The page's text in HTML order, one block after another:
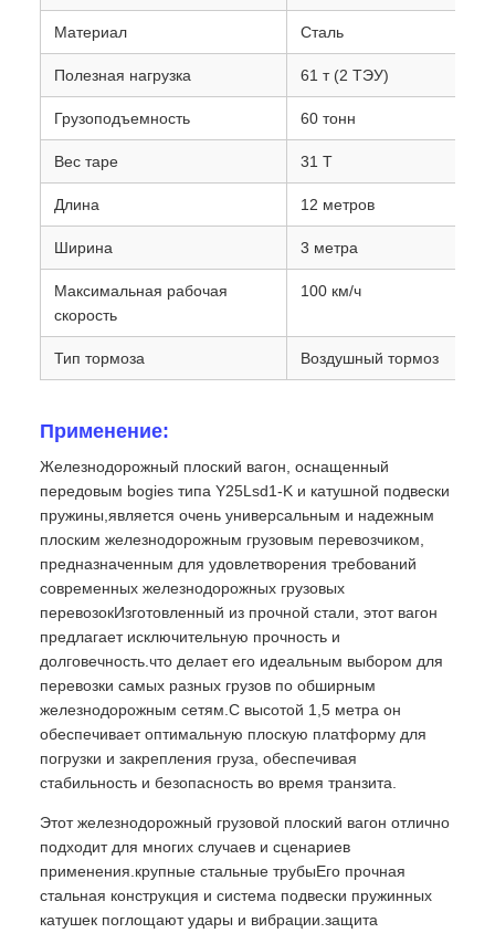
Материал Сталь
Полезная нагрузка 61 т (2 ТЭУ)
Грузоподъемность 60 тонн
Вес таре 31 Т
Длина 12 метров
Ширина 3 метра
Максимальная рабочая
скорость
100 км/ч
Тип тормоза Воздушный тормоз
Применение:
Железнодорожный плоский вагон, оснащенный
передовым bogies типа Y25Lsd1-K и катушной подвески
пружины,является очень универсальным и надежным
плоским железнодорожным грузовым перевозчиком,
предназначенным для удовлетворения требований
современных железнодорожных грузовых
перевозокИзготовленный из прочной стали, этот вагон
предлагает исключительную прочность и
долговечность.что делает его идеальным выбором для
перевозки самых разных грузов по обширным
железнодорожным сетям.С высотой 1,5 метра он
обеспечивает оптимальную плоскую платформу для
погрузки и закрепления груза, обеспечивая
стабильность и безопасность во время транзита.
Этот железнодорожный грузовой плоский вагон отлично
подходит для многих случаев и сценариев
применения.крупные стальные трубыЕго прочная
стальная конструкция и система подвески пружинных
катушек поглощают удары и вибрации.защита